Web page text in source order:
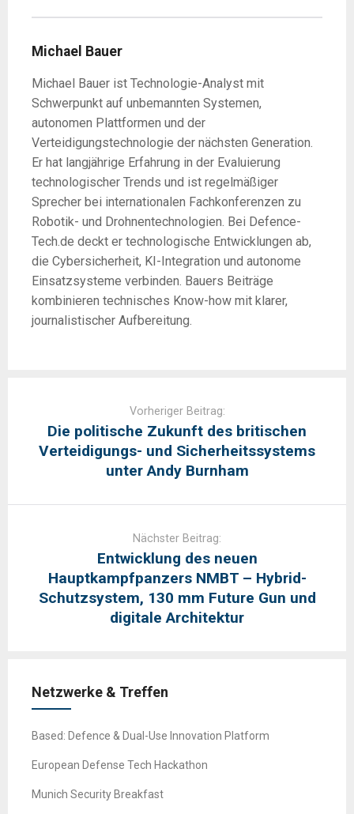
Michael Bauer
Michael Bauer ist Technologie-Analyst mit
Schwerpunkt auf unbemannten Systemen,
autonomen Plattformen und der
Verteidigungstechnologie der nächsten Generation.
Er hat langjährige Erfahrung in der Evaluierung
technologischer Trends und ist regelmäßiger
Sprecher bei internationalen Fachkonferenzen zu
Robotik- und Drohnentechnologien. Bei Defence-
Tech.de deckt er technologische Entwicklungen ab,
die Cybersicherheit, KI-Integration und autonome
Einsatzsysteme verbinden. Bauers Beiträge
kombinieren technisches Know-how mit klarer,
journalistischer Aufbereitung.
Vorheriger Beitrag:
Die politische Zukunft des britischen
Verteidigungs- und Sicherheitssystems
unter Andy Burnham
Nächster Beitrag:
Entwicklung des neuen
Hauptkampfpanzers NMBT – Hybrid-
Schutzsystem, 130 mm Future Gun und
digitale Architektur
Netzwerke & Treffen
Based: Defence & Dual-Use Innovation Platform
European Defense Tech Hackathon
Munich Security Breakfast